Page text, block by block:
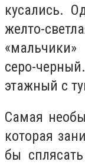
кусались.
желто-
серо-
этажный с
Самая
которая
бы